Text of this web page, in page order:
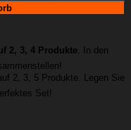
2, 3, 4 Produkte. In den
2, 3, 5 Produkte. Legen Sie
Set!